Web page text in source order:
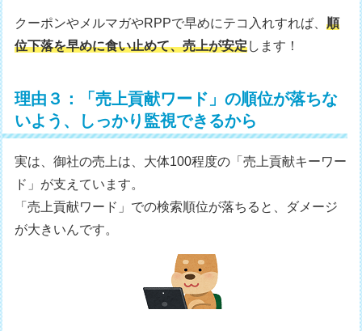
クーポンやメルマガやRPPで早めにテコ入れすれば、順
位下落を早めに食い止めて、売上が安定します！
理由３：「売上貢献ワード」の順位が落ちな
いよう、しっかり監視できるから
実は、御社の売上は、大体100程度の「売上貢献キーワー
ド」が支えています。
「売上貢献ワード」での検索順位が落ちると、ダメージ
が大きいんです。